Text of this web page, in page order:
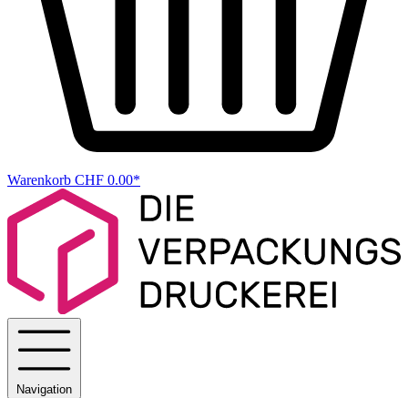
Warenkorb CHF 0.00*
Navigation